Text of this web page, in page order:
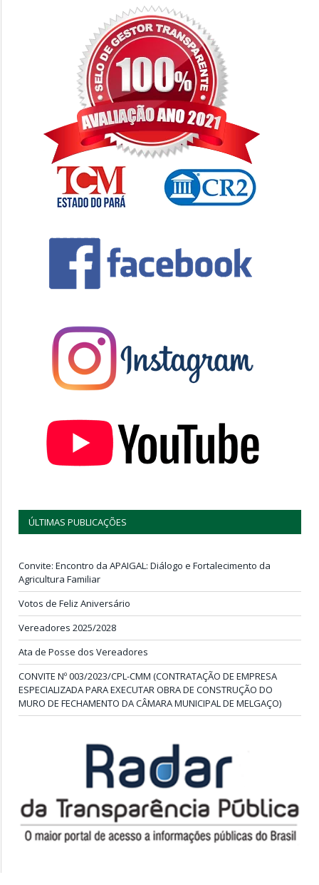
ÚLTIMAS PUBLICAÇÕES
Convite: Encontro da APAIGAL: Diálogo e Fortalecimento da
Agricultura Familiar
Votos de Feliz Aniversário
Vereadores 2025/2028
Ata de Posse dos Vereadores
CONVITE Nº 003/2023/CPL-CMM (CONTRATAÇÃO DE EMPRESA
ESPECIALIZADA PARA EXECUTAR OBRA DE CONSTRUÇÃO DO
MURO DE FECHAMENTO DA CÂMARA MUNICIPAL DE MELGAÇO)